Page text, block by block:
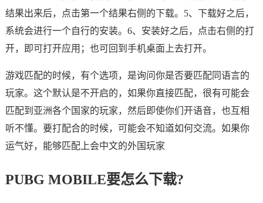
结果出来后，点击第一个结果右侧的下载。5、下载好之后，
系统会进行一个自行的安装。6、安装好之后，点击右侧的打
开，即可打开应用；也可回到手机桌面上去打开。
游戏匹配的时候，有个选项，是询问你是否要匹配同语言的
玩家。这个默认是不开启的，如果你直接匹配，很有可能会
匹配到亚洲各个国家的玩家，然后即使你们开语音，也互相
听不懂。要打配合的时候，可能会不知道如何交流。如果你
运气好，能够匹配上会中文的外国玩家
PUBG MOBILE要怎么下载?